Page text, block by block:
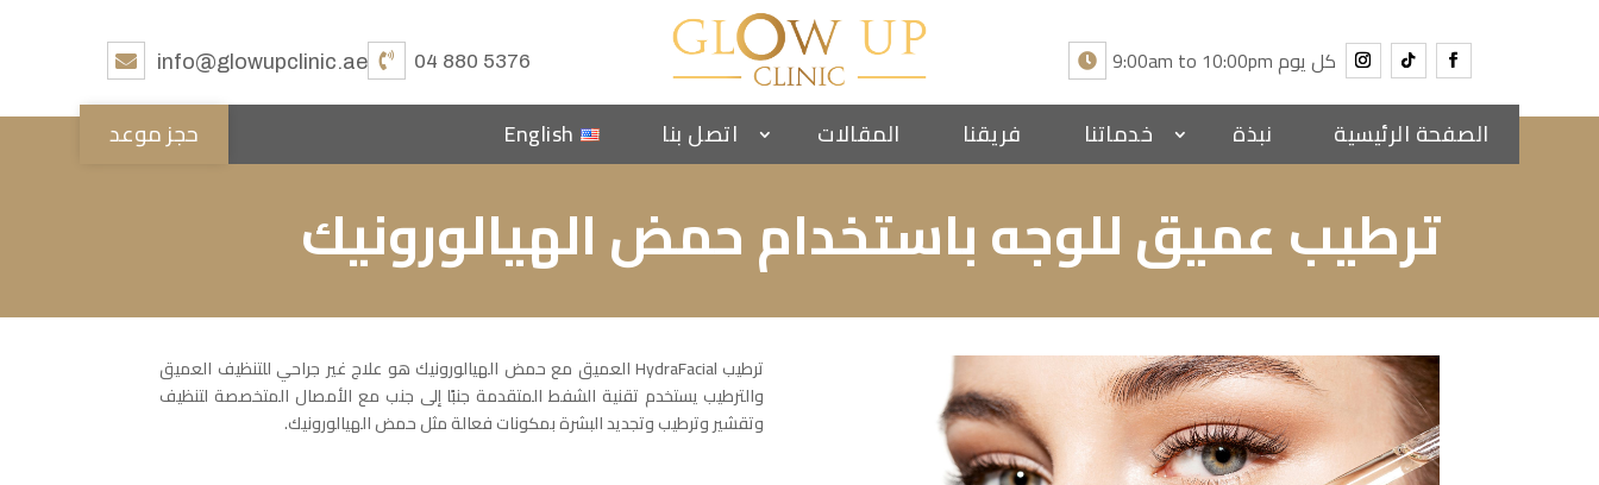
04 880 5376
info@glowupclinic.ae 9:00am to 10:00pm كل يوم
الصفحة الرئيسية نبذة خدماتنا فريقنا المقالات اتصل بنا English حجز موعد
ترطيب عميق للوجه باستخدام حمض الهيالورونيك
ترطيب HydraFacial العميق مع حمض الهيالورونيك هو علاج غير جراحي للتنظيف العميق
والترطيب يستخدم تقنية الشفط المتقدمة جنبًا إلى جنب مع الأمصال المتخصصة لتنظيف
وتقشير وترطيب وتجديد البشرة بمكونات فعالة مثل حمض الهيالورونيك.